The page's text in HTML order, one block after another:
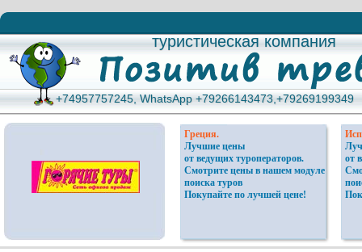
туристическая компания
туристическая компания
+74957757245, WhatsApp +79266143473,+79269199349
+74957757245, WhatsApp +79266143473,+79269199349
Греция.
Лучшие цены
от ведущих туроператоров.
Смотрите цены в нашем модуле
поиска туров
Покупайте по лучшей цене!
от